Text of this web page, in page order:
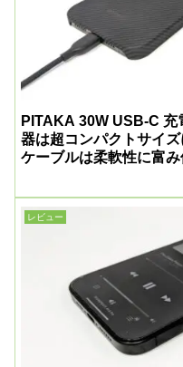
PITAKA 30W USB-C 充
器は超コンパクトサイ
ケーブルは柔軟性に富み
レビュー